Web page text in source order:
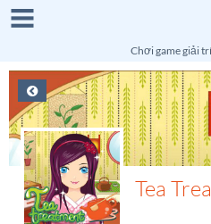
Chơi game giải
Tea